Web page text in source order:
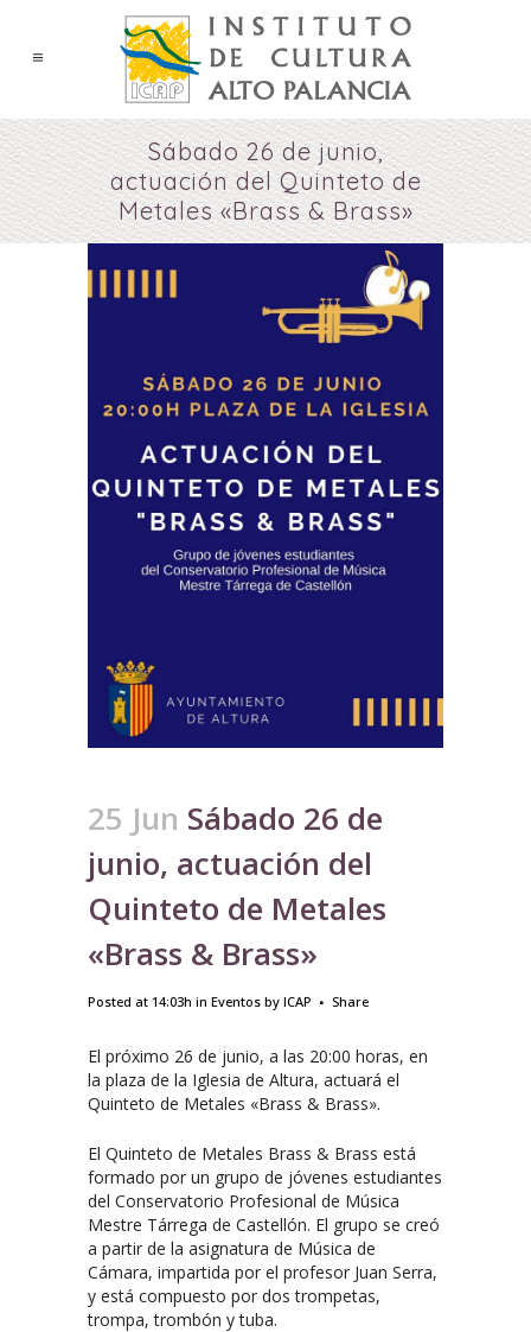
Sábado 26 de junio,
actuación del Quinteto de
Metales «Brass & Brass»
25 Jun Sábado 26 de
junio, actuación del
Quinteto de Metales
«Brass & Brass»
Posted at 14:03h in Eventos by ICAP Share
El próximo 26 de junio, a las 20:00 horas, en
la plaza de la Iglesia de Altura, actuará el
Quinteto de Metales «Brass & Brass».
El Quinteto de Metales Brass & Brass está
formado por un grupo de jóvenes estudiantes
del Conservatorio Profesional de Música
Mestre Tárrega de Castellón. El grupo se creó
a partir de la asignatura de Música de
Cámara, impartida por el profesor Juan Serra,
y está compuesto por dos trompetas,
trompa, trombón y tuba.